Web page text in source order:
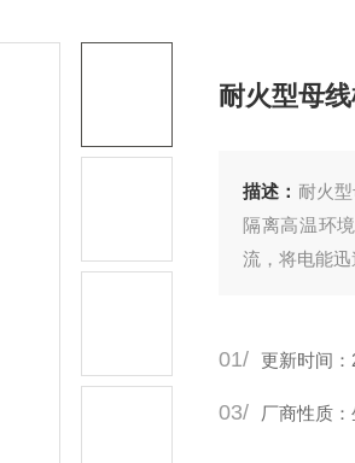
耐火型母
描述： 耐火
隔离高温环
流，将电能
01/ 更新时间：
03/ 厂商性质